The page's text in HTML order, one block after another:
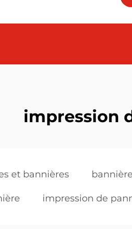
impression
et bannières
impression de